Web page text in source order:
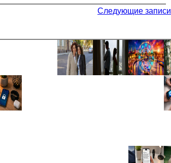
Следующие записи